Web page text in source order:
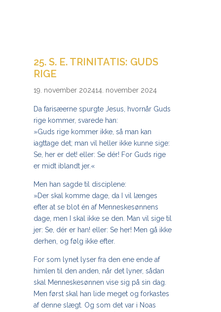
25. S. E. TRINITATIS: GUDS
RIGE
19. november 202414. november 2024
Da farisæerne spurgte Jesus, hvornår Guds
rige kommer, svarede han:
»Guds rige kommer ikke, så man kan
iagttage det; man vil heller ikke kunne sige:
Se, her er det! eller: Se dér! For Guds rige
er midt iblandt jer.«
Men han sagde til disciplene:
»Der skal komme dage, da I vil længes
efter at se blot én af Menneskesønnens
dage, men I skal ikke se den. Man vil sige til
jer: Se, dér er han! eller: Se her! Men gå ikke
derhen, og følg ikke efter.
For som lynet lyser fra den ene ende af
himlen til den anden, når det lyner, sådan
skal Menneskesønnen vise sig på sin dag.
Men først skal han lide meget og forkastes
af denne slægt. Og som det var i Noas